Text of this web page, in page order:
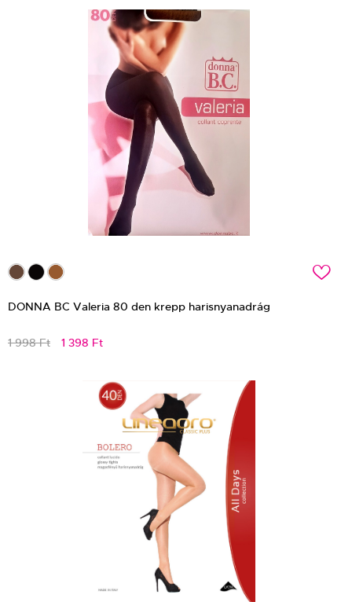
c
DONNA BC Valeria 80 den krepp harisnyanadrág
1 998 Ft 1 398 Ft